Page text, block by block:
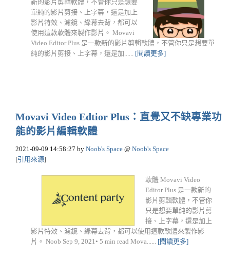
新的影片剪輯軟體，不管你只是想要
單純的影片剪接、上字幕，還是加上
影片特效、濾鏡、綠幕去背，都可以
使用這款軟體來製作影片。 Movavi
Video Editor Plus 是一款新的影片剪輯軟體，不管你只是想要單
純的影片剪接、上字幕，還是加...... [閱讀更多]
Movavi Video Edtior Plus：直覺又不缺專業功
能的影片編輯軟體
2021-09-09 14:58:27 by Noob's Space @ Noob's Space
[引用來源]
軟體 Movavi Video
Editor Plus 是一款新的
影片剪輯軟體，不管你
只是想要單純的影片剪
接、上字幕，還是加上
影片特效、濾鏡、綠幕去背，都可以使用這款軟體來製作影
片。 Noob Sep 9, 2021• 5 min read Mova...... [閱讀更多]